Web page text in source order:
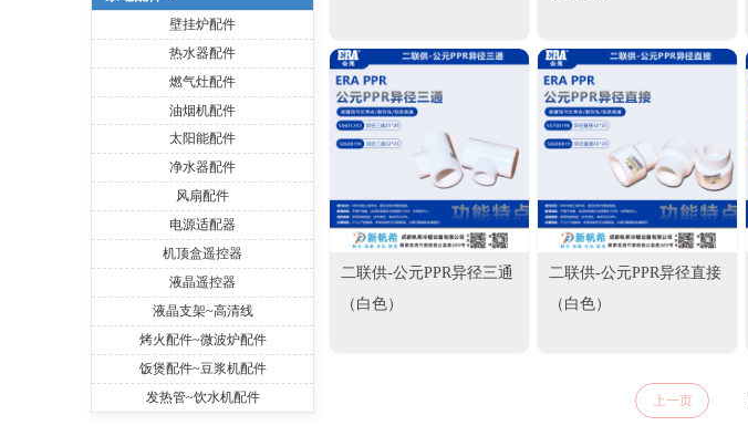
二联供-公元PPR异径三通
（白色）
二联供-公元PPR异径直接
（白色）
上一页
壁挂炉配件
热水器配件
燃气灶配件
油烟机配件
太阳能配件
净水器配件
风扇配件
电源适配器
机顶盒遥控器
液晶遥控器
液晶支架~高清线
烤火配件~微波炉配件
饭煲配件~豆浆机配件
发热管~饮水机配件